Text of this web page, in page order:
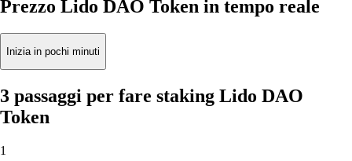
Prezzo Lido DAO Token in tempo reale
Inizia in pochi minuti
3 passaggi per fare staking Lido DAO
Token
1